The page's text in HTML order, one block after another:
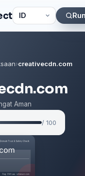
›creativecdn.com
Aman
/ 100